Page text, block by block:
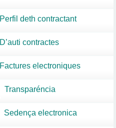
Perfil deth contractant
D’auti contractes
Factures electroniques
Transparéncia
Sedença electronica